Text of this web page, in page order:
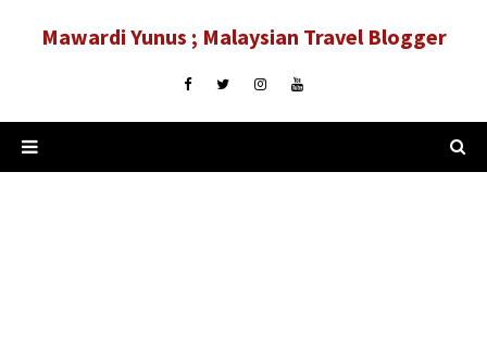
Mawardi Yunus ; Malaysian Travel Blogger